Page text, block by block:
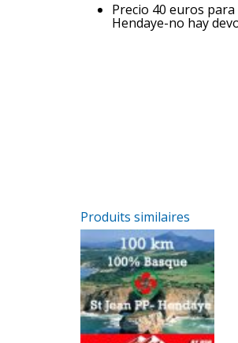
Precio 40 euros
Hendaye-no hay
Produits similaires